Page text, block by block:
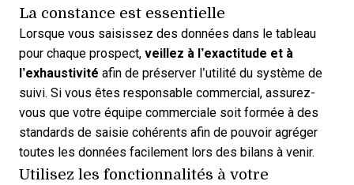
La constance est essentielle
Lorsque vous saisissez des données dans le tableau
pour chaque prospect, veillez à l’exactitude et à
l’exhaustivité afin de préserver l’utilité du système de
suivi. Si vous êtes responsable commercial, assurez-
vous que votre équipe commerciale soit formée à des
standards de saisie cohérents afin de pouvoir agréger
toutes les données facilement lors des bilans à venir.
Utilisez les fonctionnalités à votre